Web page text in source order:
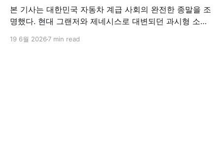
본 기사는 대한민국 자동차 계급 사회의 완전한 종말을 조
명했다. 현대 그랜저와 제네시스로 대변되던 과시형 소비
하는 실용주의 기조로 전환되었다. 자동차가 소유해야 할
19 6월 2026 7 min read